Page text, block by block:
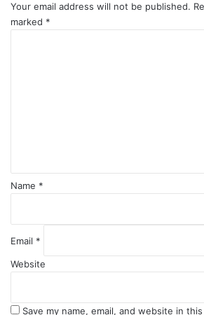
Your email address will not be published.
marked *
Name *
Email *
Website
Save my name, email, and website in